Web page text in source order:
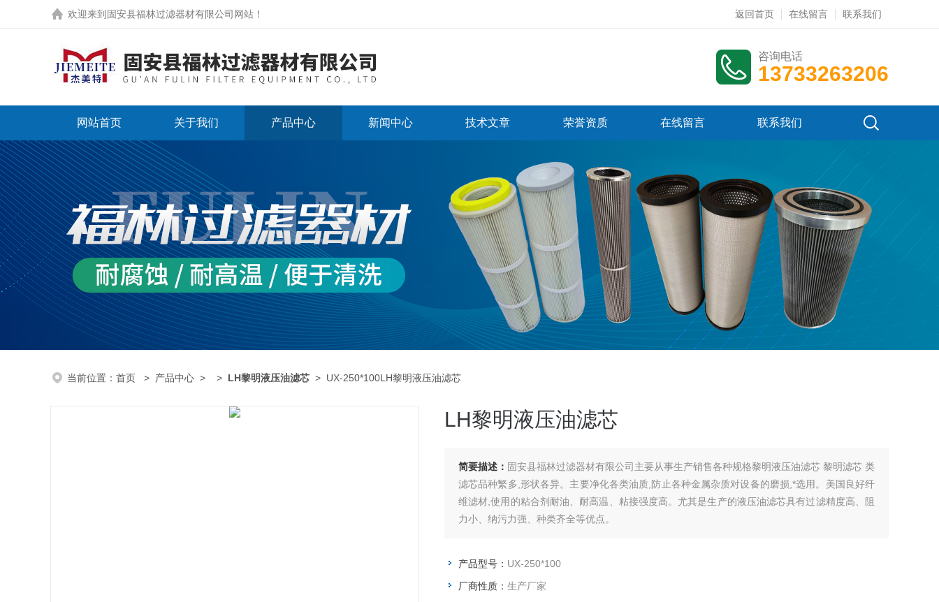
欢迎来到 固安县福林过滤器材有限公司网站 ！ 返回首页 在线留言 联系我们
咨询电话
13733263206
网站首页 关于我们 产品中心 新闻中心 技术文章 荣誉资质 在线留言 联系我们
当前位置： 首页 > 产品中心 > > LH黎明液压油滤芯 > UX-250*100LH黎明液压油滤芯
LH黎明液压油滤芯
简要描述： 固安县福林过滤器材有限公司主要从事生产销售各种规格黎明液压油滤芯 黎明滤芯 类
滤芯品种繁多,形状各异。主要净化各类油质,防止各种金属杂质对设备的磨损,*选用。美国良好纤
维滤材,使用的粘合剂耐油、耐高温、粘接强度高。尤其是生产的液压油滤芯具有过滤精度高、阻
力小、纳污力强、种类齐全等优点。
产品型号： UX-250*100
厂商性质： 生产厂家